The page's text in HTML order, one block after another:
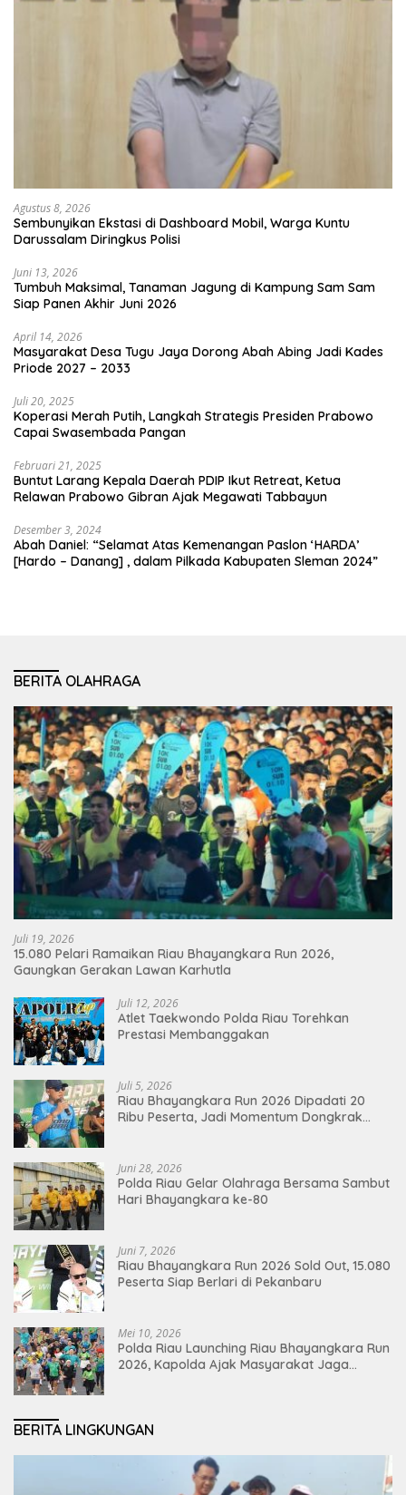
Agustus 8, 2026
Sembunyikan Ekstasi di Dashboard Mobil, Warga Kuntu
Darussalam Diringkus Polisi
Juni 13, 2026
Tumbuh Maksimal, Tanaman Jagung di Kampung Sam Sam
Siap Panen Akhir Juni 2026
April 14, 2026
Masyarakat Desa Tugu Jaya Dorong Abah Abing Jadi Kades
Priode 2027 – 2033
Juli 20, 2025
Koperasi Merah Putih, Langkah Strategis Presiden Prabowo
Capai Swasembada Pangan
Februari 21, 2025
Buntut Larang Kepala Daerah PDIP Ikut Retreat, Ketua
Relawan Prabowo Gibran Ajak Megawati Tabbayun
Desember 3, 2024
Abah Daniel: “Selamat Atas Kemenangan Paslon ‘HARDA’
[Hardo – Danang] , dalam Pilkada Kabupaten Sleman 2024”
BERITA OLAHRAGA
Juli 19, 2026
15.080 Pelari Ramaikan Riau Bhayangkara Run 2026,
Gaungkan Gerakan Lawan Karhutla
Juli 12, 2026
Atlet Taekwondo Polda Riau Torehkan
Prestasi Membanggakan
Juli 5, 2026
Riau Bhayangkara Run 2026 Dipadati 20
Ribu Peserta, Jadi Momentum Dongkrak
Juni 28, 2026
Polda Riau Gelar Olahraga Bersama Sambut
Hari Bhayangkara ke-80
Juni 7, 2026
Riau Bhayangkara Run 2026 Sold Out, 15.080
Peserta Siap Berlari di Pekanbaru
Mei 10, 2026
Polda Riau Launching Riau Bhayangkara Run
2026, Kapolda Ajak Masyarakat Jaga
BERITA LINGKUNGAN